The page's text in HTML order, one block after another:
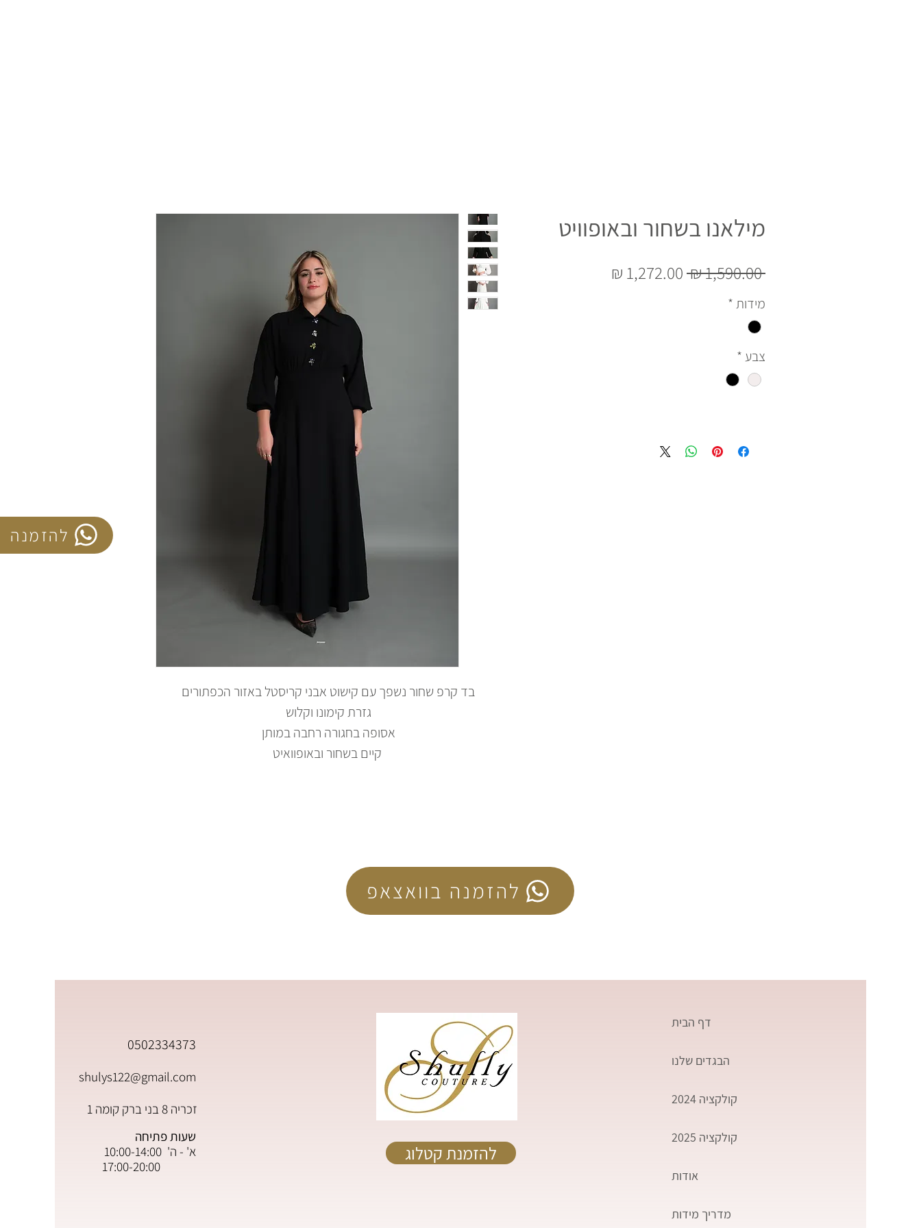
להזמנה
בד קרפ שחור נשפך עם קישוט אבני קריסטל באזור הכפתורים
גזרת קימונו וקלוש
אסופה בחגורה רחבה במותן
קיים בשחור ובאופוואיט
מילאנו בשחור ובאופוויט
‏1,590.00 ‏₪
מחיר
מידות*
צבע *
להזמנה בוואצאפ
0502334373
shulys122@gmail.com
זכריה 8 בני ברק קומה 1
שעות פתיחה
א' - ה' 10:00-14:00
17:00-20:00
להזמנת קטלוג
דף הבית
הבגדים שלנו
קולקציה 2024
קולקציה 2025
אודות
מדריך מידות